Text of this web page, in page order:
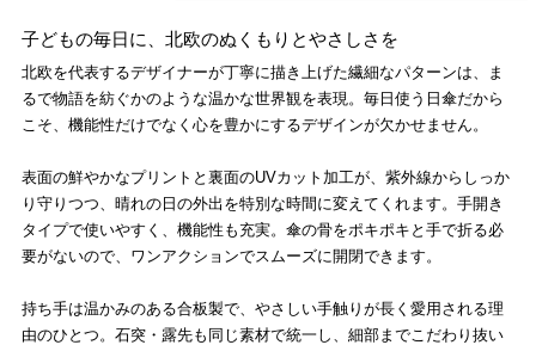
子どもの毎日に、北欧のぬくもりとやさしさを
北欧を代表するデザイナーが丁寧に描き上げた繊細なパターンは、ま
るで物語を紡ぐかのような温かな世界観を表現。毎日使う日傘だから
こそ、機能性だけでなく心を豊かにするデザインが欠かせません。
表面の鮮やかなプリントと裏面のUVカット加工が、紫外線からしっか
り守りつつ、晴れの日の外出を特別な時間に変えてくれます。手開き
タイプで使いやすく、機能性も充実。傘の骨をポキポキと手で折る必
要がないので、ワンアクションでスムーズに開閉できます。
持ち手は温かみのある合板製で、やさしい手触りが長く愛用される理
由のひとつ。石突・露先も同じ素材で統一し、細部までこだわり抜い